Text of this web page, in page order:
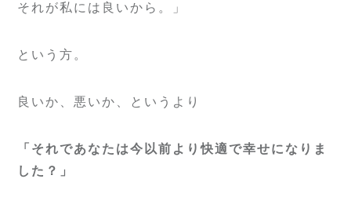
それが私には良いから。」
という方。
良いか、悪いか、というより
「それであなたは今以前より快適で幸せになりま
した？」